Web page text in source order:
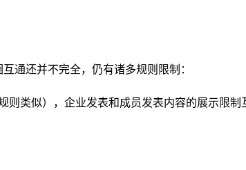
通还并不完全，仍有诸多规则限制：
类似），企业发表和成员发表内容的展示限制